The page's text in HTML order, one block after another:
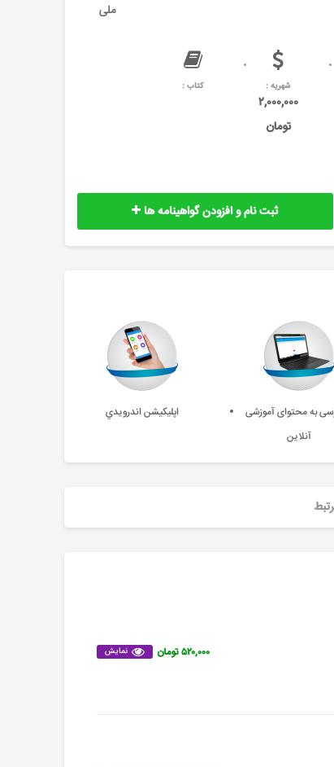
ملی
شهریه :
۲,۰۰۰,۰۰۰
تومان
کتاب :
ثبت نام و افزودن گواهینامه ها
به محتوای آموزشی
آنلاین
اپليکيشن اندرويدي
نمایش ۵۲۰,۰۰۰ تومان